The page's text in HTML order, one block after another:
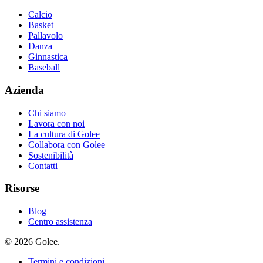
Calcio
Basket
Pallavolo
Danza
Ginnastica
Baseball
Azienda
Chi siamo
Lavora con noi
La cultura di Golee
Collabora con Golee
Sostenibilità
Contatti
Risorse
Blog
Centro assistenza
© 2026 Golee.